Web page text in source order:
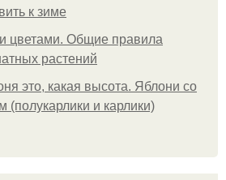
к зиме
цветами. Общие правила
растений
это, какая высота. Яблони со
и карлики)